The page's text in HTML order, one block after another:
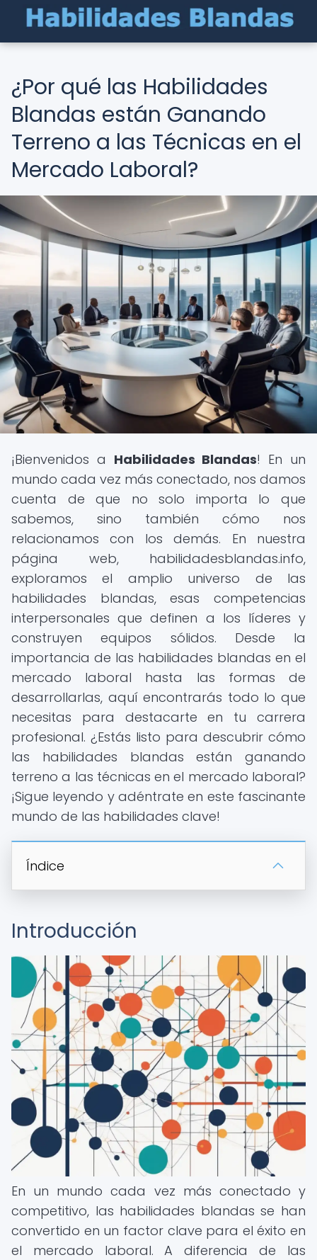
¿Por qué las Habilidades
Blandas están Ganando
Terreno a las Técnicas en el
Mercado Laboral?
¡Bienvenidos a Habilidades Blandas! En un
mundo cada vez más conectado, nos damos
cuenta de que no solo importa lo que
sabemos, sino también cómo nos
relacionamos con los demás. En nuestra
página web, habilidadesblandas.info,
exploramos el amplio universo de las
habilidades blandas, esas competencias
interpersonales que definen a los líderes y
construyen equipos sólidos. Desde la
importancia de las habilidades blandas en el
mercado laboral hasta las formas de
desarrollarlas, aquí encontrarás todo lo que
necesitas para destacarte en tu carrera
profesional. ¿Estás listo para descubrir cómo
las habilidades blandas están ganando
terreno a las técnicas en el mercado laboral?
¡Sigue leyendo y adéntrate en este fascinante
mundo de las habilidades clave!
Índice
Introducción
En un mundo cada vez más conectado y
competitivo, las habilidades blandas se han
convertido en un factor clave para el éxito en
el mercado laboral. A diferencia de las